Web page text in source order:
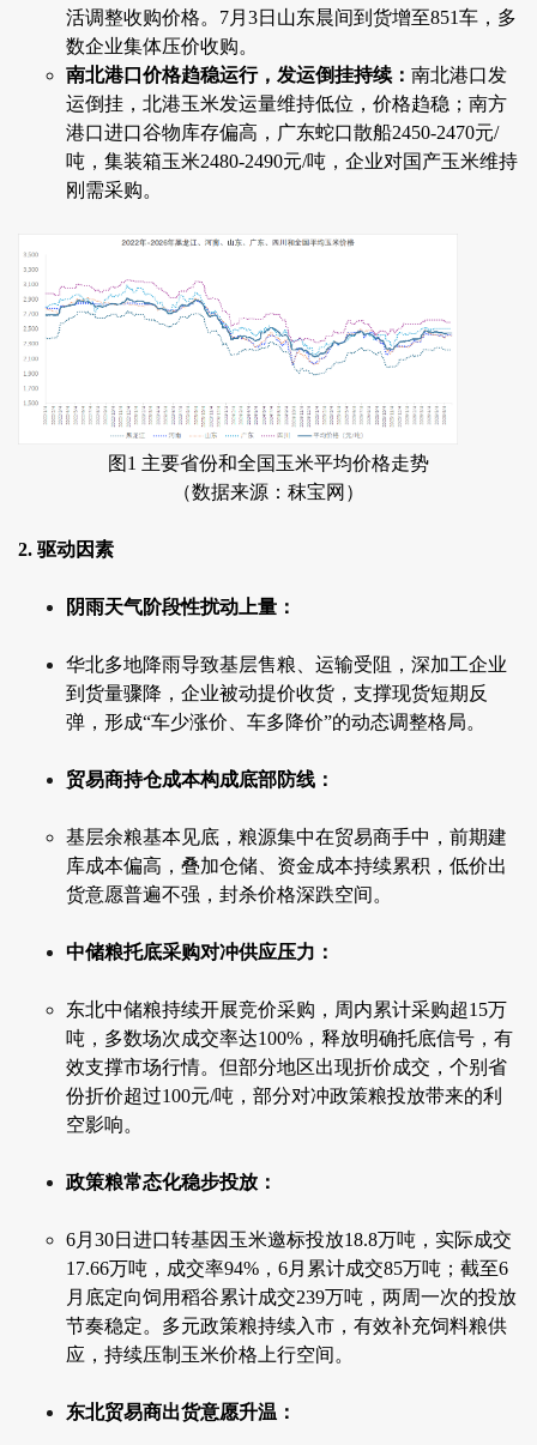
活调整收购价格。7月3日山东晨间到货增至851车，多
数企业集体压价收购。
南北港口价格趋稳运行，发运倒挂持续： 南北港口发
运倒挂，北港玉米发运量维持低位，价格趋稳；南方
港口进口谷物库存偏高，广东蛇口散船2450-2470元/
吨，集装箱玉米2480-2490元/吨，企业对国产玉米维持
刚需采购。
图1 主要省份和全国玉米平均价格走势
（数据来源：秣宝网）
2. 驱动因素
阴雨天气阶段性扰动上量：
华北多地降雨导致基层售粮、运输受阻，深加工企业
到货量骤降，企业被动提价收货，支撑现货短期反
弹，形成“车少涨价、车多降价”的动态调整格局。
贸易商持仓成本构成底部防线：
基层余粮基本见底，粮源集中在贸易商手中，前期建
库成本偏高，叠加仓储、资金成本持续累积，低价出
货意愿普遍不强，封杀价格深跌空间。
中储粮托底采购对冲供应压力：
东北中储粮持续开展竞价采购，周内累计采购超15万
吨，多数场次成交率达100%，释放明确托底信号，有
效支撑市场行情。但部分地区出现折价成交，个别省
份折价超过100元/吨，部分对冲政策粮投放带来的利
空影响。
政策粮常态化稳步投放：
6月30日进口转基因玉米邀标投放18.8万吨，实际成交
17.66万吨，成交率94%，6月累计成交85万吨；截至6
月底定向饲用稻谷累计成交239万吨，两周一次的投放
节奏稳定。多元政策粮持续入市，有效补充饲料粮供
应，持续压制玉米价格上行空间。
东北贸易商出货意愿升温：